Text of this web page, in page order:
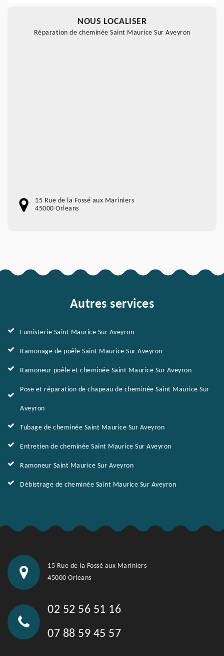
NOUS LOCALISER
Réparation de cheminée Saint Maurice Sur Aveyron
15 Rue de la Fossé aux Mariniers
45000 Orleans
Autres services
Fumisterie Saint Maurice Sur Aveyron
Ramonage de poêle Saint Maurice Sur Aveyron
Ramoneur poêle et cheminée Saint Maurice Sur Aveyron
Pose et réparation de chapeau de cheminée Saint Maurice Sur
Aveyron
Tubage de cheminée Saint Maurice Sur Aveyron
Entretien de cheminée Saint Maurice Sur Aveyron
Ramoneur Saint Maurice Sur Aveyron
Débistrage de cheminée Saint Maurice Sur Aveyron
15 Rue de la Fossé aux Mariniers
45000 Orleans
02 52 56 51 16
07 88 59 45 57